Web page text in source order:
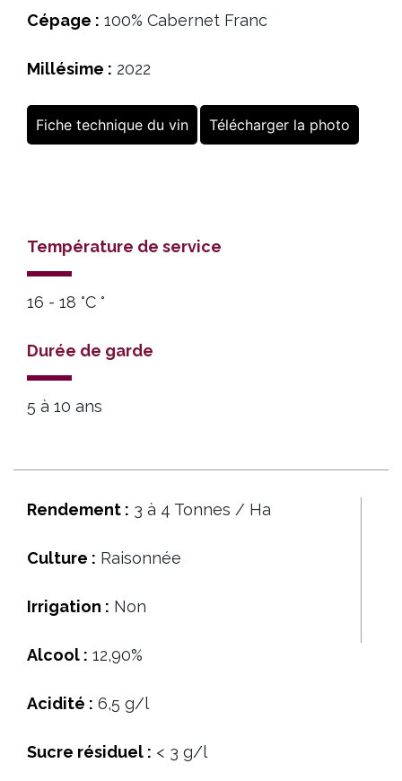
Cépage : 100% Cabernet Franc
Millésime : 2022
Fiche technique du vin Télécharger la photo
Température de service
16 - 18 °C °
Durée de garde
5 à 10 ans
Rendement : 3 à 4 Tonnes / Ha
Culture : Raisonnée
Irrigation : Non
Alcool : 12,90%
Acidité : 6,5 g/l
Sucre résiduel : < 3 g/l